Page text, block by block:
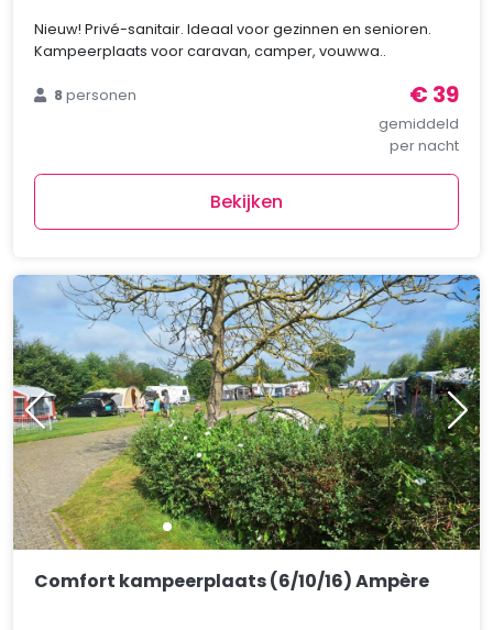
Nieuw! Privé-sanitair. Ideaal voor gezinnen en senioren.
Kampeerplaats voor caravan, camper, vouwwa..
8personen € 39
gemiddeld
per nacht
Bekijken
Comfort kampeerplaats (6/10/16) Ampère